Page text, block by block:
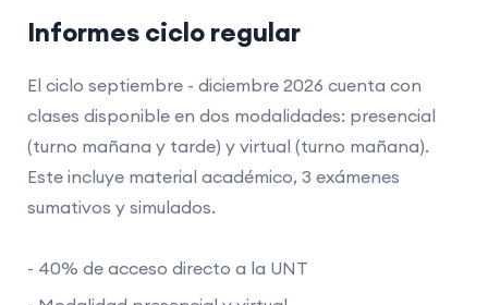
Informes ciclo regular
El ciclo septiembre - diciembre 2026 cuenta con
clases disponible en dos modalidades: presencial
(turno mañana y tarde) y virtual (turno mañana).
Este incluye material académico, 3 exámenes
sumativos y simulados.
- 40% de acceso directo a la UNT